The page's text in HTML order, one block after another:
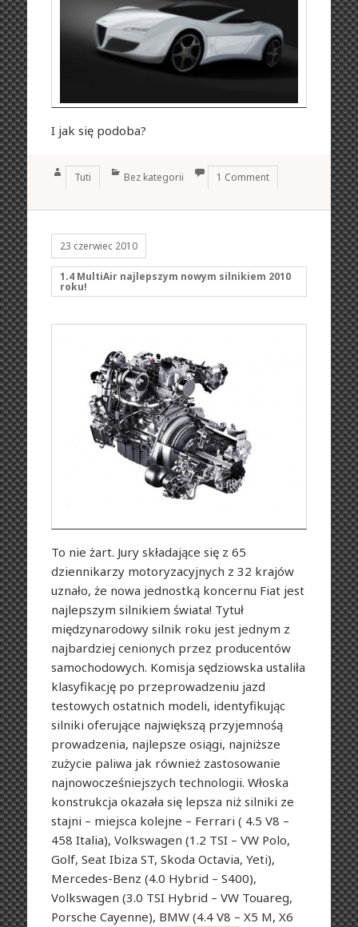
I jak się podoba?
Author
Tuti Categories
Bez kategorii 1 Comment
23 czerwiec 2010
1.4 MultiAir najlepszym nowym silnikiem 2010
roku!
To nie żart. Jury składające się z 65
dziennikarzy motoryzacyjnych z 32 krajów
uznało, że nowa jednostką koncernu Fiat jest
najlepszym silnikiem świata! Tytuł
międzynarodowy silnik roku jest jednym z
najbardziej cenionych przez producentów
samochodowych. Komisja sędziowska ustaliła
klasyfikację po przeprowadzeniu jazd
testowych ostatnich modeli, identyfikując
silniki oferujące największą przyjemnośą
prowadzenia, najlepsze osiągi, najniższe
zużycie paliwa jak również zastosowanie
najnowocześniejszych technologii. Włoska
konstrukcja okazała się lepsza niż silniki ze
stajni – miejsca kolejne – Ferrari ( 4.5 V8 –
458 Italia), Volkswagen (1.2 TSI – VW Polo,
Golf, Seat Ibiza ST, Skoda Octavia, Yeti),
Mercedes-Benz (4.0 Hybrid – S400),
Volkswagen (3.0 TSI Hybrid – VW Touareg,
Porsche Cayenne), BMW (4.4 V8 – X5 M, X6